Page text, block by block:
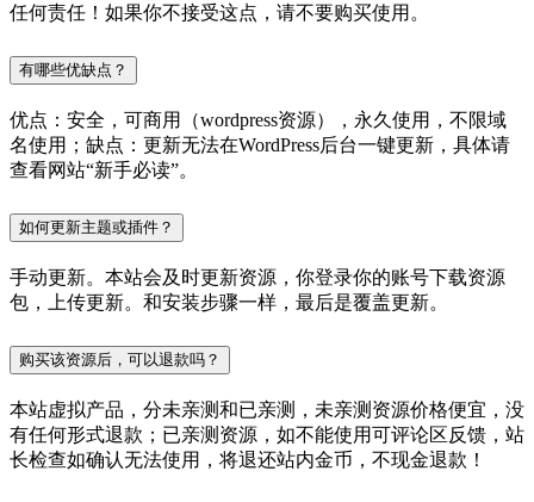
任何责任！如果你不接受这点，请不要购买使用。
有哪些优缺点？
优点：安全，可商用（wordpress资源），永久使用，不限域
名使用；缺点：更新无法在WordPress后台一键更新，具体请
查看网站“新手必读”。
如何更新主题或插件？
手动更新。本站会及时更新资源，你登录你的账号下载资源
包，上传更新。和安装步骤一样，最后是覆盖更新。
购买该资源后，可以退款吗？
本站虚拟产品，分未亲测和已亲测，未亲测资源价格便宜，没
有任何形式退款；已亲测资源，如不能使用可评论区反馈，站
长检查如确认无法使用，将退还站内金币，不现金退款！